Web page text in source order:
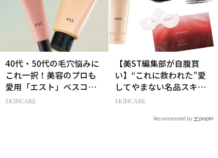
40代・50代の毛穴悩みに
これ一択！美容のプロも
愛用「エスト」ベスコス
受賞コスメ
SKINCARE
【美ST編集部が自腹買
い】“これに救われた”愛
してやまない名品スキン
ケア6選
SKINCARE
Recommended by